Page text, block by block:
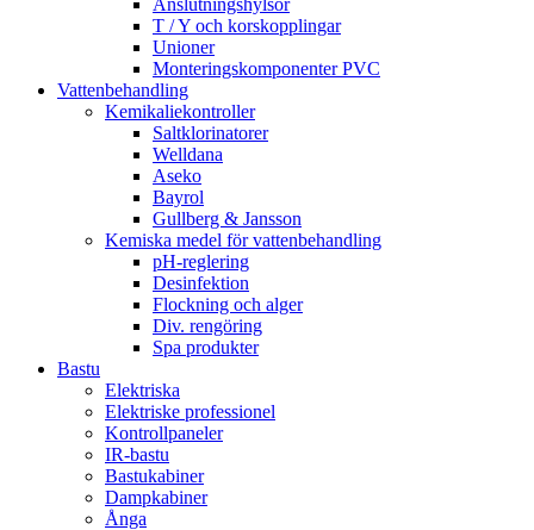
T / Y och korskopplingar
Unioner
Monteringskomponenter PVC
Vattenbehandling
Kemikaliekontroller
Saltklorinatorer
Welldana
Aseko
Bayrol
Gullberg & Jansson
Kemiska medel för vattenbehandling
pH-reglering
Desinfektion
Flockning och alger
Div. rengöring
Spa produkter
Bastu
Elektriska
Elektriske professionel
Kontrollpaneler
IR-bastu
Bastukabiner
Dampkabiner
Ånga